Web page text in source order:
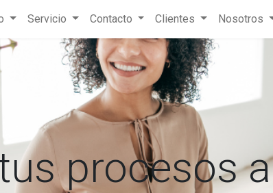
Servicio Contacto Clientes Nosotros
procesos